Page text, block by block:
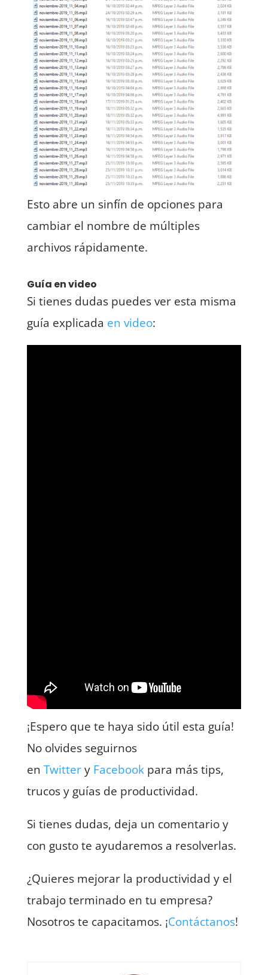
Esto abre un sinfín de opciones para
cambiar el nombre de múltiples
archivos rápidamente.
Guía en video
Si tienes dudas puedes ver esta misma
guía explicada en video:
¡Espero que te haya sido útil esta guía!
No olvides seguirnos
en Twittery Facebookpara más tips,
trucos y guías de productividad.
Si tienes dudas, deja un comentario y
con gusto te ayudaremos a resolverlas.
¿Quieres mejorar la productividad y el
trabajo terminado en tu empresa?
Nosotros te capacitamos. ¡Contáctanos!